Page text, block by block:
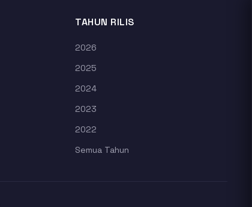
TAHUN RILIS
2026
2025
2024
2023
2022
Semua Tahun